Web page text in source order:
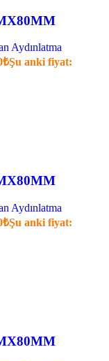
Aydınlatma
₺Şu anki fiyat:
Aydınlatma
₺Şu anki fiyat: